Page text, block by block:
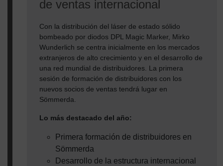
de ventas internacional
Con la distribución del láser de estado sólido
bombeado por diodos DPL Magic Marker, Mirko
Wunderlich se centra inicialmente en los mercados
extranjeros de alto crecimiento y en el desarrollo de
una red mundial de distribuidores. La primera
sesión de formación de distribuidores con los
nuevos socios de ventas tendrá lugar en
Sömmerda.
Lo más destacado del año:
Primera formación de distribuidores en
Sömmerda
Desarrollo de la estructura internacional